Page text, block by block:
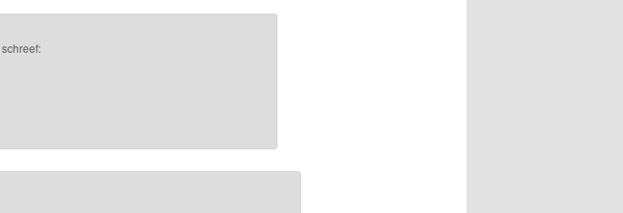
schreef: